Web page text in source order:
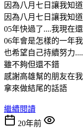
因為八月七日讓我知
因為八月七日讓我知
05年快過了....我現在
06年會是怎樣的一年
也希望自己持續努力
雖不夠但還不錯
感謝高雄幫的朋友在
拿來做結尾的話語
繼續閱讀
20年前